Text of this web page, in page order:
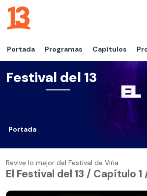
Portada Programas Capítulos
Festival del 13
Portada
Revive lo mejor del Festival de Viña
El Festival del 13 / Capítulo 1